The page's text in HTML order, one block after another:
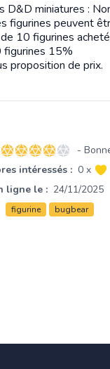
D&D miniatures :
figurines peuvent
10 figurines
figurines 15%
proposition de prix.
4 sur 5 étoiles
-
intéressés : 0 x
ligne le : 24/11/2025
figurine bugbear